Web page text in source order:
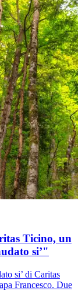
Ticino, un
si’"
si’ di Caritas
Francesco. Due